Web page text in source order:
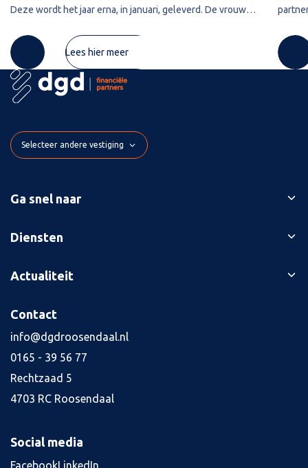
Deze wordt het jaar erna, in januari, geleverd. De vrouw
derdengeldrekening van
Lees hier meer
Selecteer andere vestiging
Ga snel naar
Ons verhaal
Succesverhalen
Diensten
Bedrijfsopvolging
Boekhouding
Jaarrekening
Kredietaanvraag
Salarisadministratie
Tax planning
Actualiteit
Blog
Kennisbank
Vacatures
4
Contact
info@dgdroosendaal.nl
0165 - 39 56 77
Rechtzaad 5
4703 RC Roosendaal
Social media
FacebookLinkedIn